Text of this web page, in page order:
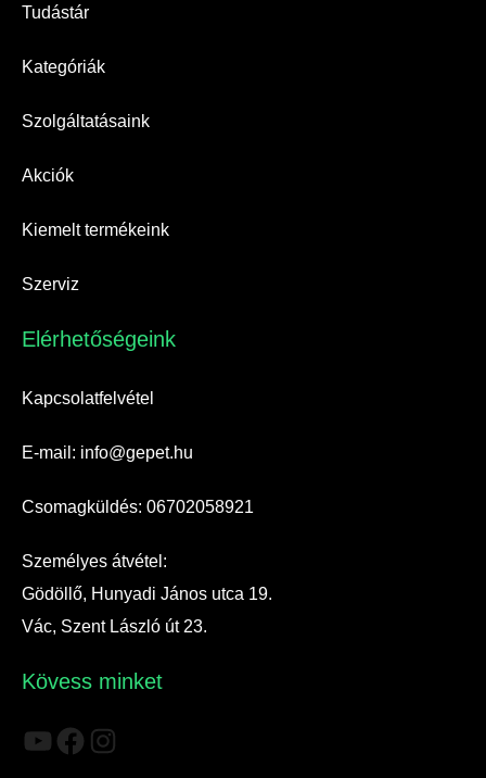
Tudástár
Kategóriák
Szolgáltatásaink
Akciók
Kiemelt termékeink
Szerviz
Elérhetőségeink​
Kapcsolatfelvétel
E-mail: info@gepet.hu
Csomagküldés: 06702058921
Személyes átvétel:
Gödöllő, Hunyadi János utca 19.
Vác, Szent László út 23.
Kövess minket
YouTube
Facebook
Instagram